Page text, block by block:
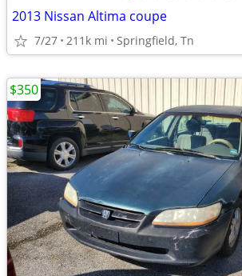
2013 Nissan Altima coupe
7/27 211k mi Springfield, Tn
$350